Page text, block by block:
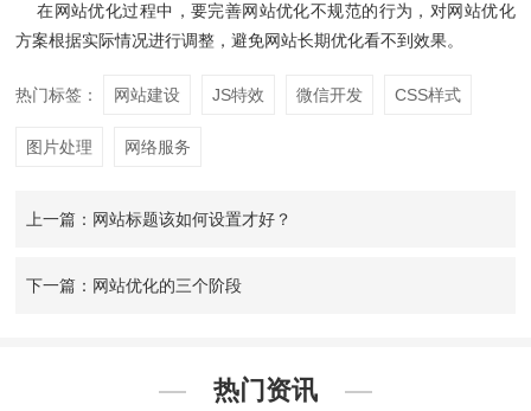
在网站优化过程中，要完善网站优化不规范的行为，对网站优化
方案根据实际情况进行调整，避免网站长期优化看不到效果。
热门标签： 网站建设 JS特效 微信开发 CSS样式
图片处理 网络服务
上一篇：网站标题该如何设置才好？
下一篇：网站优化的三个阶段
热门资讯